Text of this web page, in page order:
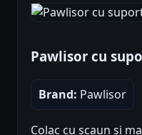
Pawlisor cu
Brand: Pawlisor
Colac cu scaun și